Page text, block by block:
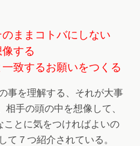
ままコトバにしない
する
致するお願いをつくる
事を理解する、それが大事
手の頭の中を想像して、
ことに気をつければよいの
て７つ紹介されている。